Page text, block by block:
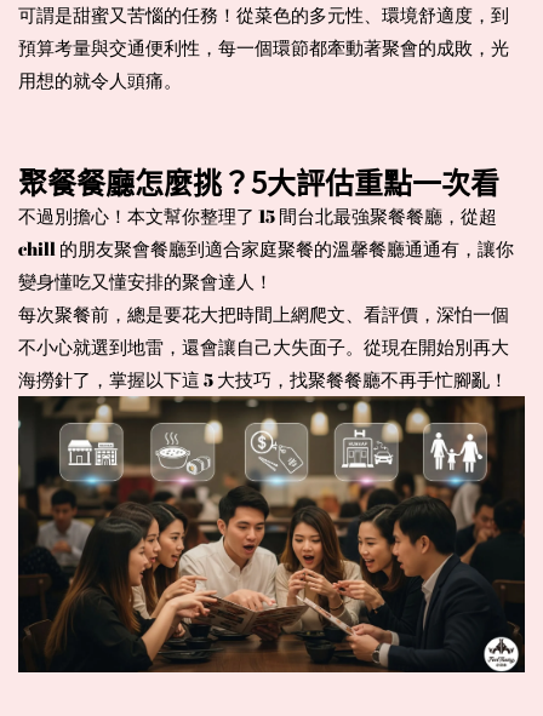
可謂是甜蜜又苦惱的任務！從菜色的多元性、環境舒適度，到
預算考量與交通便利性，每一個環節都牽動著聚會的成敗，光
用想的就令人頭痛。
聚餐餐廳怎麼挑？5大評估重點一次看
不過別擔心！本文幫你整理了 15 間台北最強聚餐餐廳，從超
chill 的朋友聚會餐廳到適合家庭聚餐的溫馨餐廳通通有，讓你
變身懂吃又懂安排的聚會達人！
每次聚餐前，總是要花大把時間上網爬文、看評價，深怕一個
不小心就選到地雷，還會讓自己大失面子。從現在開始別再大
海撈針了，掌握以下這 5 大技巧，找聚餐餐廳不再手忙腳亂！